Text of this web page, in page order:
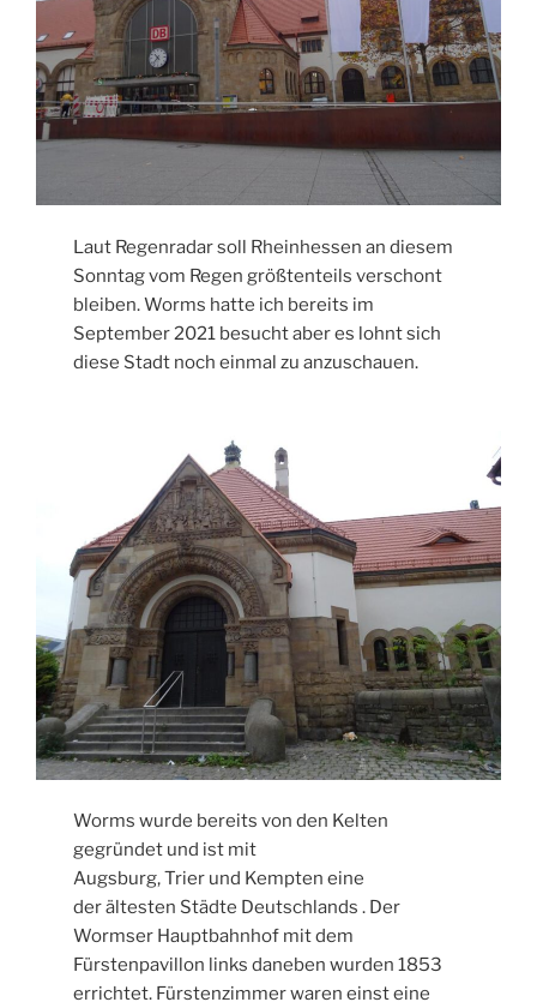
Laut Regenradar soll Rheinhessen an diesem
Sonntag vom Regen größtenteils verschont
bleiben. Worms hatte ich bereits im
September 2021 besucht aber es lohnt sich
diese Stadt noch einmal zu anzuschauen.
Worms wurde bereits von den Kelten
gegründet und ist mit
Augsburg, Trier und Kempten eine
der ältesten Städte Deutschlands . Der
Wormser Hauptbahnhof mit dem
Fürstenpavillon links daneben wurden 1853
errichtet. Fürstenzimmer waren einst eine